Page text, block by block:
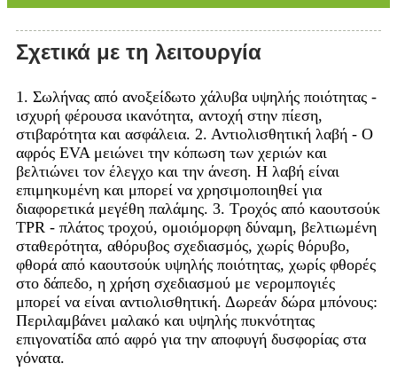
Σχετικά με τη λειτουργία
1. Σωλήνας από ανοξείδωτο χάλυβα υψηλής ποιότητας -
ισχυρή φέρουσα ικανότητα, αντοχή στην πίεση,
στιβαρότητα και ασφάλεια. 2. Αντιολισθητική λαβή - Ο
αφρός EVA μειώνει την κόπωση των χεριών και
βελτιώνει τον έλεγχο και την άνεση. Η λαβή είναι
επιμηκυμένη και μπορεί να χρησιμοποιηθεί για
διαφορετικά μεγέθη παλάμης. 3. Τροχός από καουτσούκ
TPR - πλάτος τροχού, ομοιόμορφη δύναμη, βελτιωμένη
σταθερότητα, αθόρυβος σχεδιασμός, χωρίς θόρυβο,
φθορά από καουτσούκ υψηλής ποιότητας, χωρίς φθορές
στο δάπεδο, η χρήση σχεδιασμού με νερομπογιές
μπορεί να είναι αντιολισθητική. Δωρεάν δώρα μπόνους:
Περιλαμβάνει μαλακό και υψηλής πυκνότητας
επιγονατίδα από αφρό για την αποφυγή δυσφορίας στα
γόνατα.